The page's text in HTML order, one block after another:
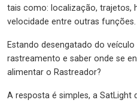
tais como: localização, trajetos,
velocidade entre outras funções.
Estando desengatado do
rastreamento e saber onde se
alimentar o Rastreador?
A resposta é simples, a SatLight